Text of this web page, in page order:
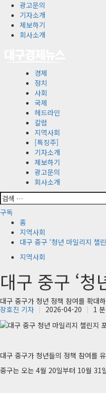
광고문의
기자소개
제보하기
회사소개
경제
정치
사회
국제
헤드라인
칼럼
지역사회
[특징주]
기자소개
제보하기
광고문의
회사소개
검
색:
구독
홈
지역사회
대구 중구 ‘청년 마일리지 챌
지역사회
대구 중구 ‘
대구 중구가 청년 정책 참여를 확대
장호진 기자
2026-04-20 1
대구 중구가 청년들의 정책 참여를
중구는 오는 4월 20일부터 10월 31